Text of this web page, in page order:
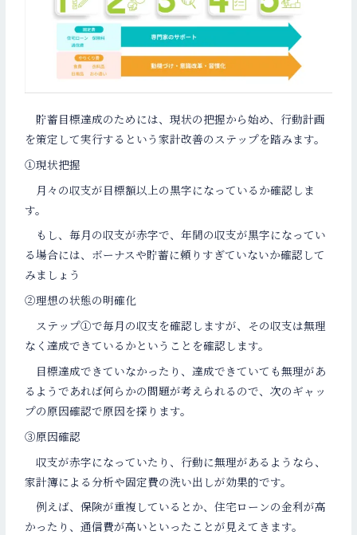
貯蓄目標達成のためには、現状の把握から始め、行動計画
を策定して実行するという家計改善のステップを踏みます。
①現状把握
月々の収支が目標額以上の黒字になっているか確認しま
す。
もし、毎月の収支が赤字で、年間の収支が黒字になってい
る場合には、ボーナスや貯蓄に頼りすぎていないか確認して
みましょう
②理想の状態の明確化
ステップ①で毎月の収支を確認しますが、その収支は無理
なく達成できているかということを確認します。
目標達成できていなかったり、達成できていても無理があ
るようであれば何らかの問題が考えられるので、次のギャッ
プの原因確認で原因を探ります。
③原因確認
収支が赤字になっていたり、行動に無理があるようなら、
家計簿による分析や固定費の洗い出しが効果的です。
例えば、保険が重複しているとか、住宅ローンの金利が高
かったり、通信費が高いといったことが見えてきます。